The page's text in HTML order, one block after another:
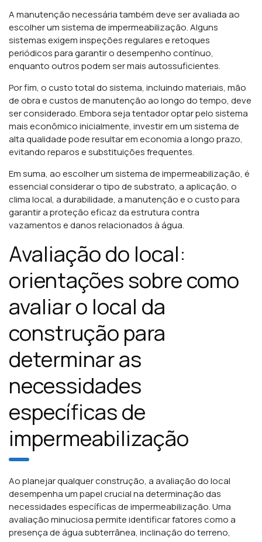
A manutenção necessária também deve ser avaliada ao
escolher um sistema de impermeabilização. Alguns
sistemas exigem inspeções regulares e retoques
periódicos para garantir o desempenho contínuo,
enquanto outros podem ser mais autossuficientes.
Por fim, o custo total do sistema, incluindo materiais, mão
de obra e custos de manutenção ao longo do tempo, deve
ser considerado. Embora seja tentador optar pelo sistema
mais econômico inicialmente, investir em um sistema de
alta qualidade pode resultar em economia a longo prazo,
evitando reparos e substituições frequentes.
Em suma, ao escolher um sistema de impermeabilização, é
essencial considerar o tipo de substrato, a aplicação, o
clima local, a durabilidade, a manutenção e o custo para
garantir a proteção eficaz da estrutura contra
vazamentos e danos relacionados à água.
Avaliação do local:
orientações sobre como
avaliar o local da
construção para
determinar as
necessidades
específicas de
impermeabilização
Ao planejar qualquer construção, a avaliação do local
desempenha um papel crucial na determinação das
necessidades específicas de impermeabilização. Uma
avaliação minuciosa permite identificar fatores como a
presença de água subterrânea, inclinação do terreno,